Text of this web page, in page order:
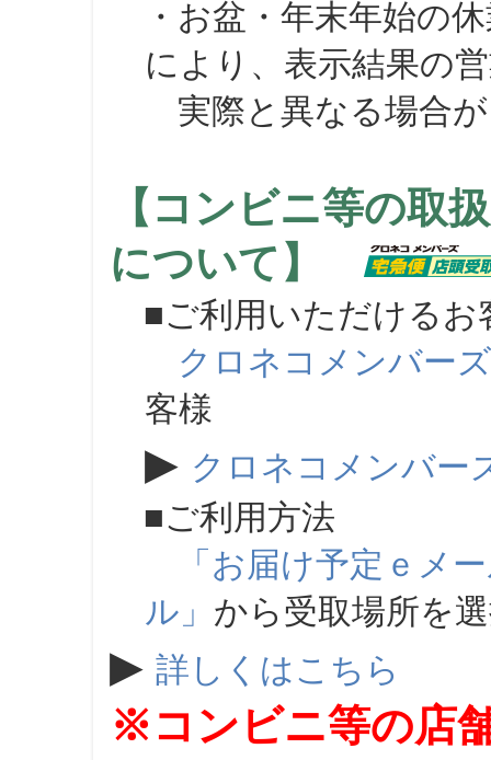
・お盆・年末年始の
により、表示結果の
実際と異なる場合が
【コンビニ等の取
について】
■ご利用いただけるお
クロネコメンバーズ
客様
▶ クロネコメンバー
■ご利用方法
「お届け予定ｅメ
ル」 から受取場所を
▶ 詳しくはこちら
※コンビニ等の店